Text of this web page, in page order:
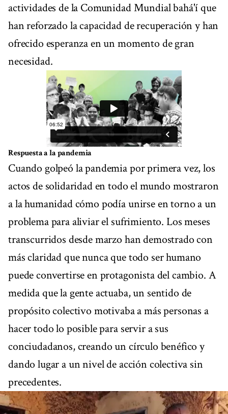
actividades de la Comunidad Mundial bahá'í que
han reforzado la capacidad de recuperación y han
ofrecido esperanza en un momento de gran
necesidad.
Respuesta a la pandemia
Cuando golpeó la pandemia por primera vez, los
actos de solidaridad en todo el mundo mostraron
a la humanidad cómo podía unirse en torno a un
problema para aliviar el sufrimiento. Los meses
transcurridos desde marzo han demostrado con
más claridad que nunca que todo ser humano
puede convertirse en protagonista del cambio. A
medida que la gente actuaba, un sentido de
propósito colectivo motivaba a más personas a
hacer todo lo posible para servir a sus
conciudadanos, creando un círculo benéfico y
dando lugar a un nivel de acción colectiva sin
precedentes.